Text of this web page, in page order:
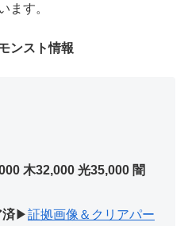
ます。
ンスト情報
木32,000 光35,000 闇
済▶︎証拠画像＆クリアパー